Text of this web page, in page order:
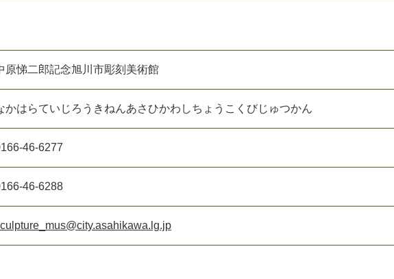
原悌二郎記念旭川市彫刻美術館
かはらていじろうきねんあさひかわしちょうこくびじゅつかん
46-6277
46-6288